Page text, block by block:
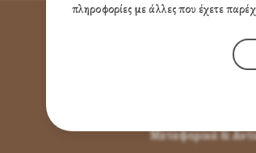
ΌΡΟΙ ΧΡΉΣΗΣ
Μεταφορικά &
πληροφορίες με άλλες που έχετε